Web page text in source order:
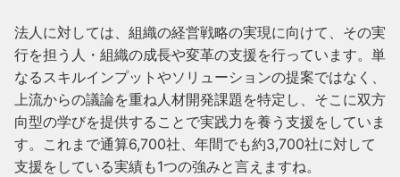
法人に対しては、組織の経営戦略の実現に向けて、その実
行を担う人・組織の成長や変革の支援を行っています。単
なるスキルインプットやソリューションの提案ではなく、
上流からの議論を重ね人材開発課題を特定し、そこに双方
向型の学びを提供することで実践力を養う支援をしていま
す。これまで通算6,700社、年間でも約3,700社に対して
支援をしている実績も1つの強みと言えますね。